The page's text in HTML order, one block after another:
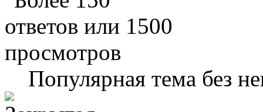
Популярная тема без